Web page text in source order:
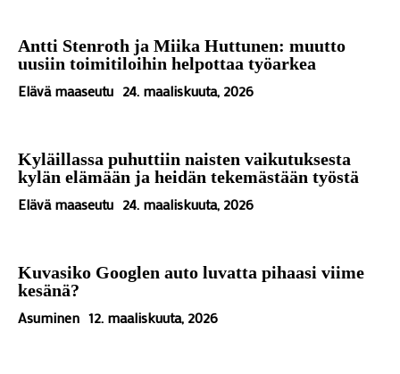
Antti Stenroth ja Miika Huttunen: muutto
uusiin toimitiloihin helpottaa työarkea
Elävä maaseutu 24. maaliskuuta, 2026
Kyläillassa puhuttiin naisten vaikutuksesta
kylän elämään ja heidän tekemästään työstä
Elävä maaseutu 24. maaliskuuta, 2026
Kuvasiko Googlen auto luvatta pihaasi viime
kesänä?
Asuminen 12. maaliskuuta, 2026